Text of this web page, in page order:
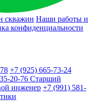
скважин Наши работы и
конфиденциальности
+7 (925) 665-73-24
20-76 Старший
инженер +7 (991) 581-